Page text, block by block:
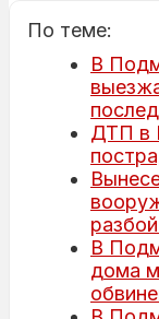
По теме:
В
ДТП в
В
дома